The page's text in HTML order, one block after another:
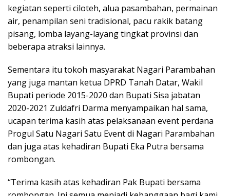
kegiatan seperti ciloteh, alua pasambahan, permainan
air, penampilan seni tradisional, pacu rakik batang
pisang, lomba layang-layang tingkat provinsi dan
beberapa atraksi lainnya.
Sementara itu tokoh masyarakat Nagari Parambahan
yang juga mantan ketua DPRD Tanah Datar, Wakil
Bupati periode 2015-2020 dan Bupati Sisa jabatan
2020-2021 Zuldafri Darma menyampaikan hal sama,
ucapan terima kasih atas pelaksanaan event perdana
Progul Satu Nagari Satu Event di Nagari Parambahan
dan juga atas kehadiran Bupati Eka Putra bersama
rombongan.
“Terima kasih atas kehadiran Pak Bupati bersama